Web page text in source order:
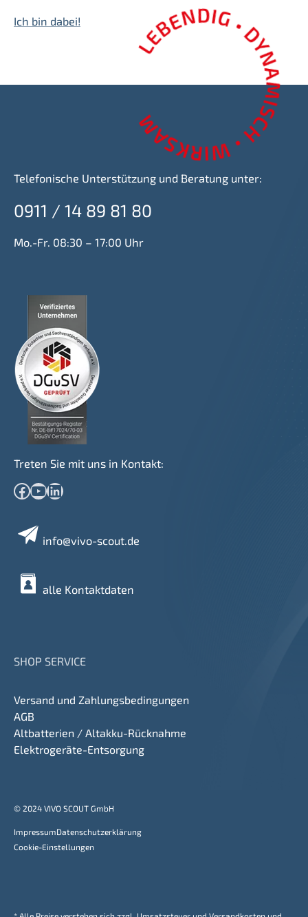
Ich bin dabei!
Telefonische Unterstützung und Beratung unter:
0911 / 14 89 81 80
Mo.-Fr. 08:30 – 17:00 Uhr
Treten Sie mit uns in Kontakt:
Facebook YouTube LinkedIn
info@vivo-scout.de
alle Kontaktdaten
SHOP SERVICE
Versand und Zahlungsbedingungen
AGB
Altbatterien / Altakku-Rücknahme
Elektrogeräte-Entsorgung
© 2024 VIVO SCOUT GmbH
ImpressumDatenschutzerklärung
Cookie-Einstellungen